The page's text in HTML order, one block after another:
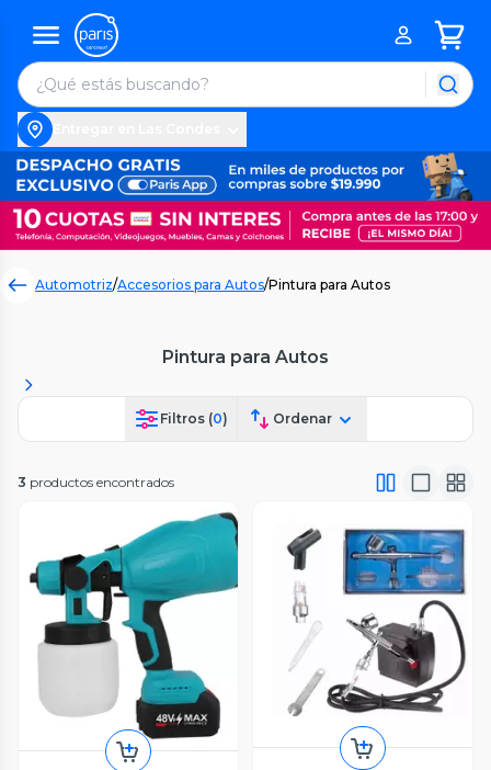
Automotriz/Accesorios para Autos/Pintura para Autos
Pintura para Autos
Filtros (0) Ordenar
3 productos encontrados